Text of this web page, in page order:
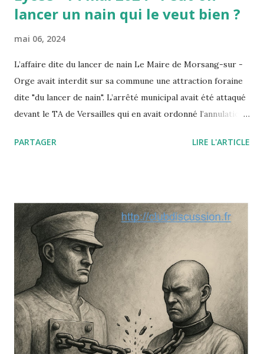
lancer un nain qui le veut bien ?
mai 06, 2024
L’affaire dite du lancer de nain Le Maire de Morsang-sur -
Orge avait interdit sur sa commune une attraction foraine
dite "du lancer de nain". L’arrêté municipal avait été attaqué
devant le TA de Versailles qui en avait ordonné l’annulation.
en insérant la dignité de la personne humaine à la liste des
de ces principes dégagés par la jurisprudence
administrative ou constitutionnelle. Le paradoxe de cette
affaire est le suivant : le nain était parfaitement consentant
et c’est sa dignité qu’il mettait en avant à l’appui de sa
requête contre l’arrêté municipal : selon lui, ce travail lui
avait redonné sa dignité (avant il vivait du RMI). Or, le
Conseil d’État ne lui a pas donné raison : à la dignité
invoquée par le nain, il a été opposé la d...
PARTAGER LIRE L'ARTICLE